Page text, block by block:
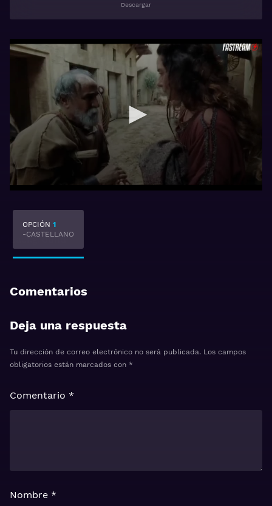
Descargar
OPCIÓN 1
-CASTELLANO
Comentarios
Deja una respuesta
Tu dirección de correo electrónico no será publicada. Los campos
obligatorios están marcados con *
Comentario *
Nombre *